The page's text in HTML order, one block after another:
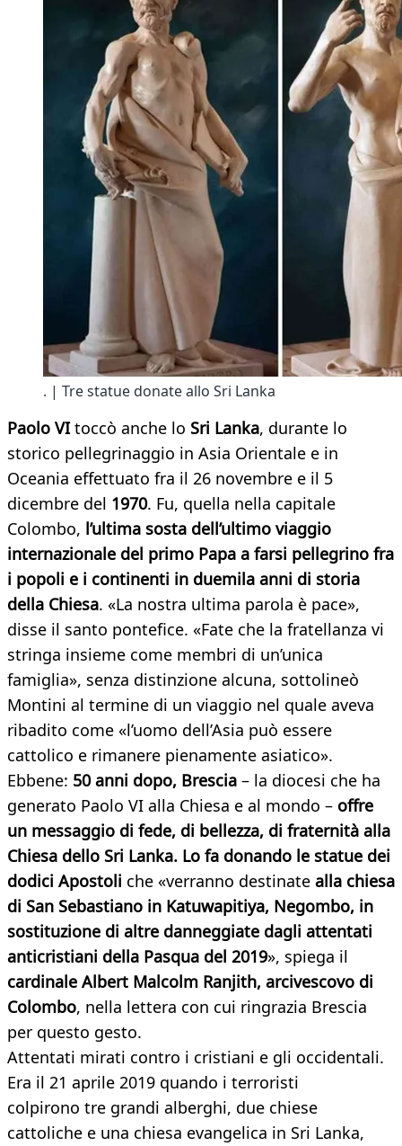
. | Tre statue donate allo Sri Lanka
Paolo VItoccò anche lo Sri Lanka, durante lo
storico pellegrinaggio in Asia Orientale e in
Oceania effettuato fra il 26 novembre e il 5
dicembre del 1970. Fu, quella nella capitale
Colombo, l’ultima sosta dell’ultimo viaggio
internazionale del primo Papa a farsi pellegrino fra
i popoli e i continenti in duemila anni di storia
della Chiesa. «La nostra ultima parola è pace»,
disse il santo pontefice. «Fate che la fratellanza vi
stringa insieme come membri di un’unica
famiglia», senza distinzione alcuna, sottolineò
Montini al termine di un viaggio nel quale aveva
ribadito come «l’uomo dell’Asia può essere
cattolico e rimanere pienamente asiatico».
Ebbene: 50 anni dopo, Brescia – la diocesi che ha
generato Paolo VI alla Chiesa e al mondo – offre
un messaggio di fede, di bellezza, di fraternità alla
Chiesa dello Sri Lanka. Lo fa donando le statue dei
dodici Apostoli che «verranno destinate alla chiesa
di San Sebastiano in Katuwapitiya, Negombo, in
sostituzione di altre danneggiate dagli attentati
anticristiani della Pasqua del 2019», spiega il
cardinale Albert Malcolm Ranjith, arcivescovo di
Colombo, nella lettera con cui ringrazia Brescia
per questo gesto.
Attentati mirati contro i cristiani e gli occidentali.
Era il 21 aprile 2019 quando i terroristi
colpirono tre grandi alberghi, due chiese
cattoliche e una chiesa evangelica in Sri Lanka,